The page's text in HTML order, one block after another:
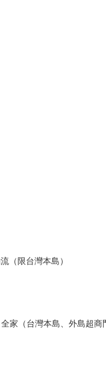
（限台灣本島）
家（台灣本島、外島超商